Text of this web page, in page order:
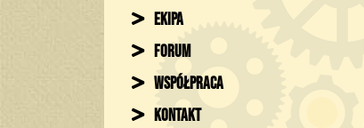
Ekipa
Forum
Współpraca
Kontakt